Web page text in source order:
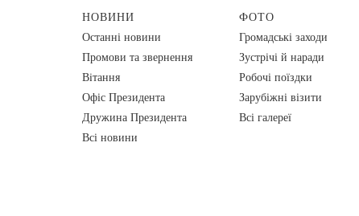
НОВИНИ
Останні новини
Промови та звернення
Вiтання
Офіс Президента
Дружина Президента
Всі новини
ФОТО
Громадські заходи
Зустрічі й наради
Робочі поїздки
Зарубіжні візити
Всі галереї